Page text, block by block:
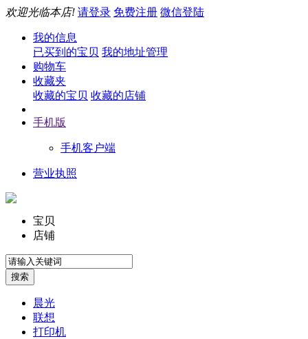
欢迎光临本店! 请登录 免费注册 微信登陆
我的信息
已买到的宝贝 我的地址管理
购物车
收藏夹
收藏的宝贝 收藏的店铺
手机版
手机客户端
营业执照
宝贝
店铺
晨光
联想
打印机